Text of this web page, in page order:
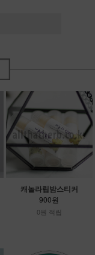
캐놀라립밤스티커
900원
0원 적립